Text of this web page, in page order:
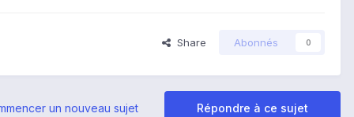
Share Abonnés 0
Répondre à ce sujet
un nouveau sujet